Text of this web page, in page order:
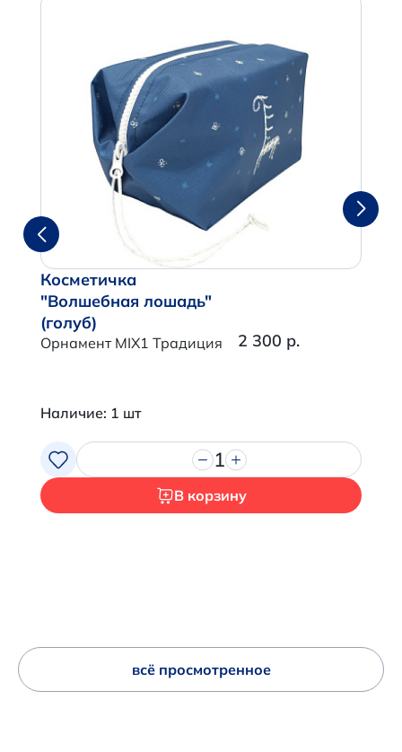
Косметичка
"Волшебная лошадь"
(голуб)
Орнамент MIX1 Традиция 2 300 р.
Наличие: 1 шт
1
В корзину
всё просмотренное